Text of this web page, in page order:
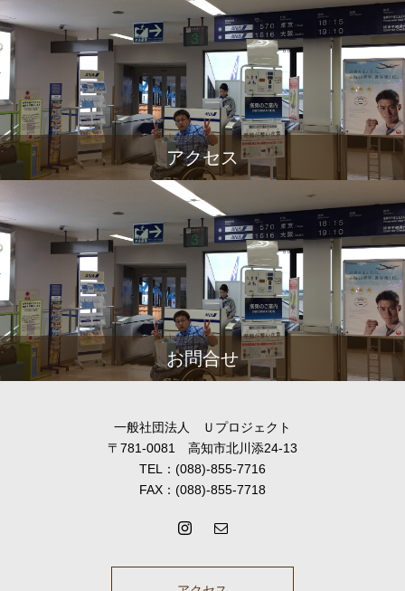
アクセス
お問合せ
一般社団法人 Ｕプロジェクト
〒781-0081 高知市北川添24-13
TEL：(088)-855-7716
FAX：(088)-855-7718